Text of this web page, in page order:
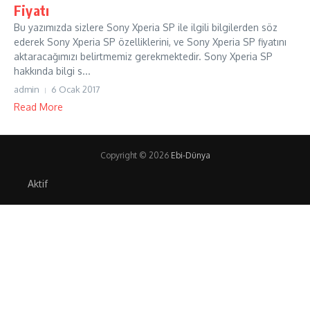
Fiyatı
Bu yazımızda sizlere Sony Xperia SP ile ilgili bilgilerden söz
ederek Sony Xperia SP özelliklerini, ve Sony Xperia SP fiyatını
aktaracağımızı belirtmemiz gerekmektedir. Sony Xperia SP
hakkında bilgi s...
admin 6 Ocak 2017
Read More
Copyright © 2026 Ebi-Dünya
Aktif